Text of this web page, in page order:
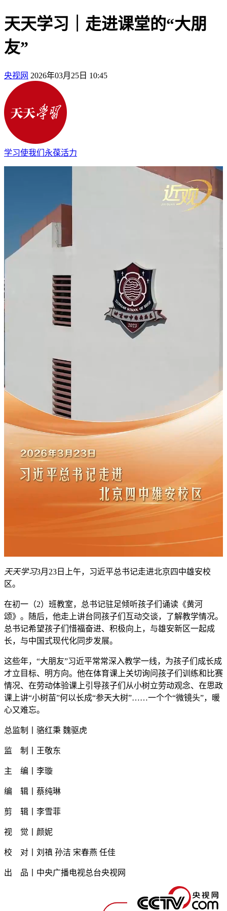
天天学习｜走进课堂的“大朋
友”
央视网 2026年03月25日 10:45
学习使我们永葆活力
天天学习3月23日上午，习近平总书记走进北京四中雄安校
区。
在初一（2）班教室，总书记驻足倾听孩子们诵读《黄河
颂》。随后，他走上讲台同孩子们互动交谈，了解教学情况。
总书记希望孩子们惜福奋进、积极向上，与雄安新区一起成
长，与中国式现代化同步发展。
这些年，“大朋友”习近平常常深入教学一线，为孩子们成长成
才立目标、明方向。他在体育课上关切询问孩子们训练和比赛
情况、在劳动体验课上引导孩子们从小树立劳动观念、在思政
课上讲“小树苗”何以长成“参天大树”……一个个“微镜头”，暖
心又难忘。
总监制丨骆红秉 魏驱虎
监 制丨王敬东
主 编丨李璇
编 辑丨蔡纯琳
剪 辑丨李雪菲
视 觉丨颜妮
校 对丨刘禛 孙洁 宋春燕 任佳
出 品丨中央广播电视总台央视网